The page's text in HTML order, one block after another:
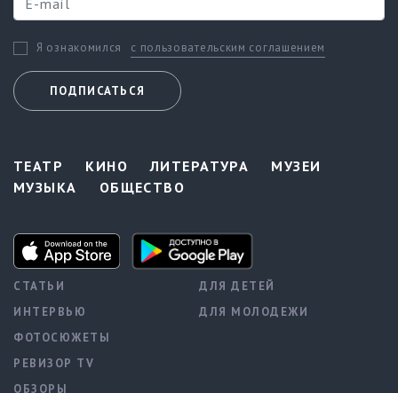
Я ознакомился с пользовательским соглашением
ПОДПИСАТЬСЯ
ТЕАТР КИНО ЛИТЕРАТУРА
МУЗЕИ
МУЗЫКА
ОБЩЕСТВО
СТАТЬИ
ИНТЕРВЬЮ
ФОТОСЮЖЕТЫ
РЕВИЗОР TV
ОБЗОРЫ
ДЛЯ ДЕТЕЙ
ДЛЯ МОЛОДЕЖИ